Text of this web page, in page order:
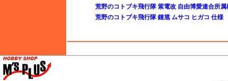
荒野のコトブキ飛行隊 紫電改 自由博愛連合所属
荒野のコトブキ飛行隊 鍾馗 ムサコ ヒガコ 仕様